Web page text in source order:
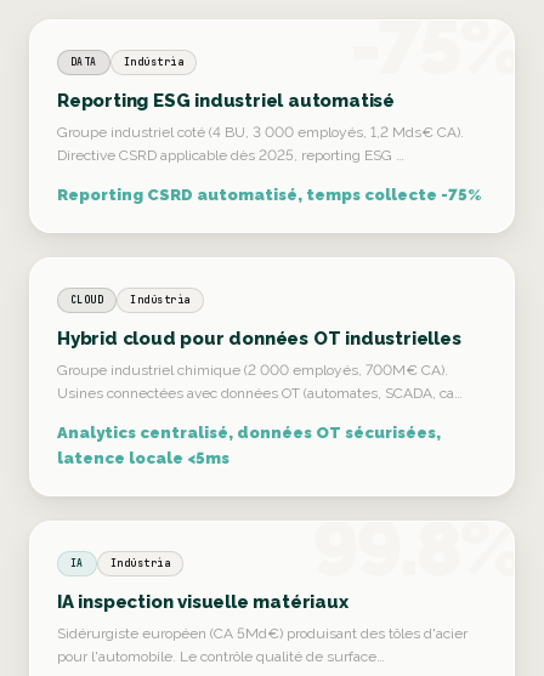
-75%
DATA Indústria
Reporting ESG industriel automatisé
Groupe industriel coté (4 BU, 3 000 employés, 1,2 Mds€ CA).
Directive CSRD applicable dès 2025, reporting ESG …
Reporting CSRD automatisé, temps collecte -75%
CLOUD Indústria
Hybrid cloud pour données OT industrielles
Groupe industriel chimique (2 000 employés, 700M€ CA).
Usines connectées avec données OT (automates, SCADA, ca…
Analytics centralisé, données OT sécurisées,
latence locale <5ms
99.8%
IA Indústria
IA inspection visuelle matériaux
Sidérurgiste européen (CA 5Md€) produisant des tôles d'acier
pour l'automobile. Le contrôle qualité de surface…